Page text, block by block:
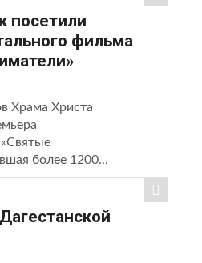
посетили
фильма
Храма Христа
более 1200...